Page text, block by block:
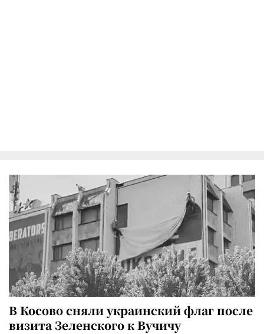
В Косово сняли украинский флаг после
визита Зеленского к Вучичу